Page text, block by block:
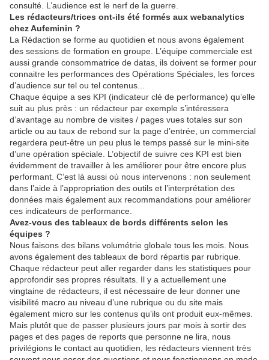
consulté. L’audience est le nerf de la guerre.
Les rédacteurs/trices ont-ils été formés aux webanalytics
chez Aufeminin ?
La Rédaction se forme au quotidien et nous avons également
des sessions de formation en groupe. L’équipe commerciale est
aussi grande consommatrice de datas, ils doivent se former pour
connaitre les performances des Opérations Spéciales, les forces
d’audience sur tel ou tel contenus...
Chaque équipe a ses KPI (indicateur clé de performance) qu’elle
suit au plus près : un rédacteur par exemple s’intéressera
d’avantage au nombre de visites / pages vues totales sur son
article ou au taux de rebond sur la page d’entrée, un commercial
regardera peut-être un peu plus le temps passé sur le mini-site
d’une opération spéciale. L’objectif de suivre ces KPI est bien
évidemment de travailler à les améliorer pour être encore plus
performant. C’est là aussi où nous intervenons : non seulement
dans l’aide à l’appropriation des outils et l’interprétation des
données mais également aux recommandations pour améliorer
ces indicateurs de performance.
Avez-vous des tableaux de bords différents selon les
équipes ?
Nous faisons des bilans volumétrie globale tous les mois. Nous
avons également des tableaux de bord répartis par rubrique.
Chaque rédacteur peut aller regarder dans les statistiques pour
approfondir ses propres résultats. Il y a actuellement une
vingtaine de rédacteurs, il est nécessaire de leur donner une
visibilité macro au niveau d’une rubrique ou du site mais
également micro sur les contenus qu’ils ont produit eux-mêmes.
Mais plutôt que de passer plusieurs jours par mois à sortir des
pages et des pages de reports que personne ne lira, nous
privilégions le contact au quotidien, les rédacteurs viennent très